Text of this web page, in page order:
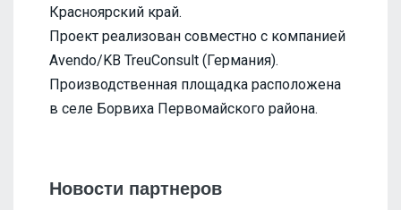
Красноярский край.
Проект реализован совместно с компанией
Avendo/KB TreuConsult (Германия).
Производственная площадка расположена
в селе Борвиха Первомайского района.
Новости партнеров